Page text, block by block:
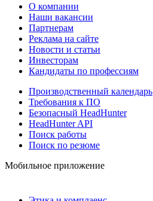
О компании
Наши вакансии
Партнерам
Реклама на сайте
Новости и статьи
Инвесторам
Кандидаты по профессиям
Производственный календарь
Требования к ПО
Безопасный HeadHunter
HeadHunter API
Поиск работы
Поиск по резюме
Мобильное приложение